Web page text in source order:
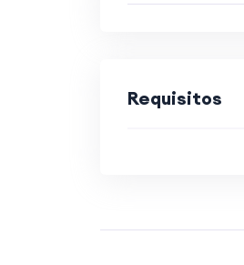
Requisitos